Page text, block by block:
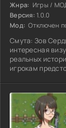
Жнра: Игры /
Версия: 1.0.0
Мод: Отключен
Смута: Зов
интересная
реальных
игрокам